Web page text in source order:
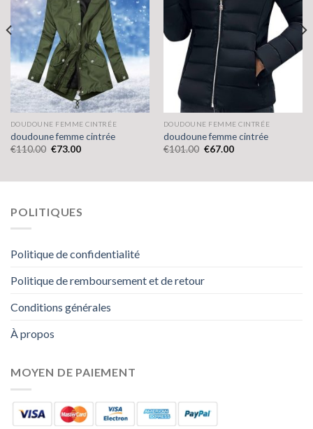
DOUDOUNE FEMME CINTRÉE
doudoune femme cintrée
€110.00 €73.00
DOUDOUNE FEMME CINTRÉE
doudoune femme cintrée
€101.00 €67.00
POLITIQUES
Politique de confidentialité
Politique de remboursement et de retour
Conditions générales
À propos
MOYEN DE PAIEMENT